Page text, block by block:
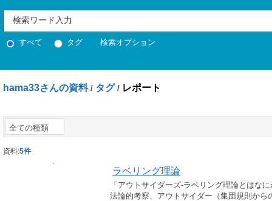
すべて タグ 検索オプション
hama33さんの資料 / タグ / レポート
全ての種類
資料:5件
ラベリング理論
「アウトサイダーズ‐ラベリング理論とはな
法論的考察、アウトサイダー（集団規則か